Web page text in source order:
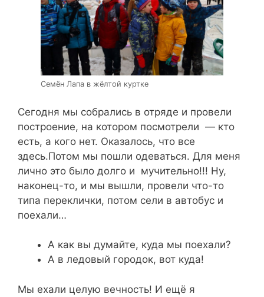
Семён Лапа в жёлтой куртке
Сегодня мы собрались в отряде и провели
построение, на котором посмотрели — кто
есть, а кого нет. Оказалось, что все
здесь.Потом мы пошли одеваться. Для меня
лично это было долго и мучительно!!! Ну,
наконец-то, и мы вышли, провели что-то
типа переклички, потом сели в автобус и
поехали…
А как вы думайте, куда мы поехали?
А в ледовый городок, вот куда!
Мы ехали целую вечность! И ещё я